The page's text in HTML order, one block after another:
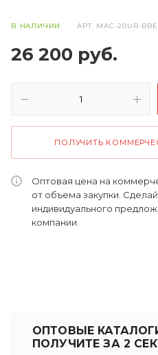
В НАЛИЧИИ АРТ. MAC-20UR-
26 200 руб.
ПОЛУЧИТЬ
Оптовая цена на
от объема закупки.
индивидуального
компании.
ОПТОВЫЕ
ПОЛУЧИТЕ ЗА 2